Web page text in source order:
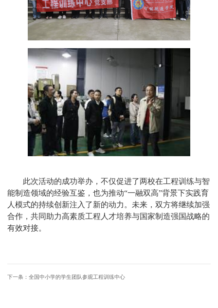
此次活动的成功举办，不仅促进了两校在工程训练与智
能制造领域的经验互鉴，也为推动“一融双高”背景下实践育
人模式的持续创新注入了新的动力。未来，双方将继续加强
合作，共同助力高素质工程人才培养与国家制造强国战略的
有效对接。
下一条： 全国中小学的学生团队参观工程训练中心